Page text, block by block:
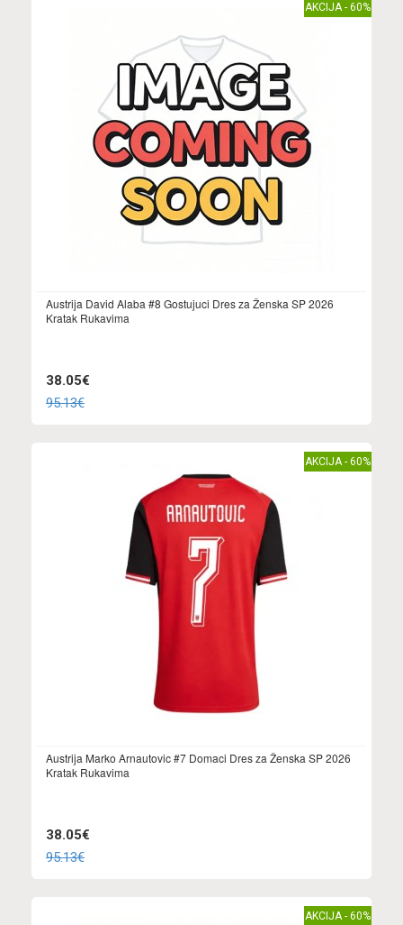
AKCIJA - 60%
Austrija David Alaba #8 Gostujuci Dres za Ženska SP 2026
Kratak Rukavima
38.05€
95.13€
AKCIJA - 60%
Austrija Marko Arnautovic #7 Domaci Dres za Ženska SP 2026
Kratak Rukavima
38.05€
95.13€
AKCIJA - 60%